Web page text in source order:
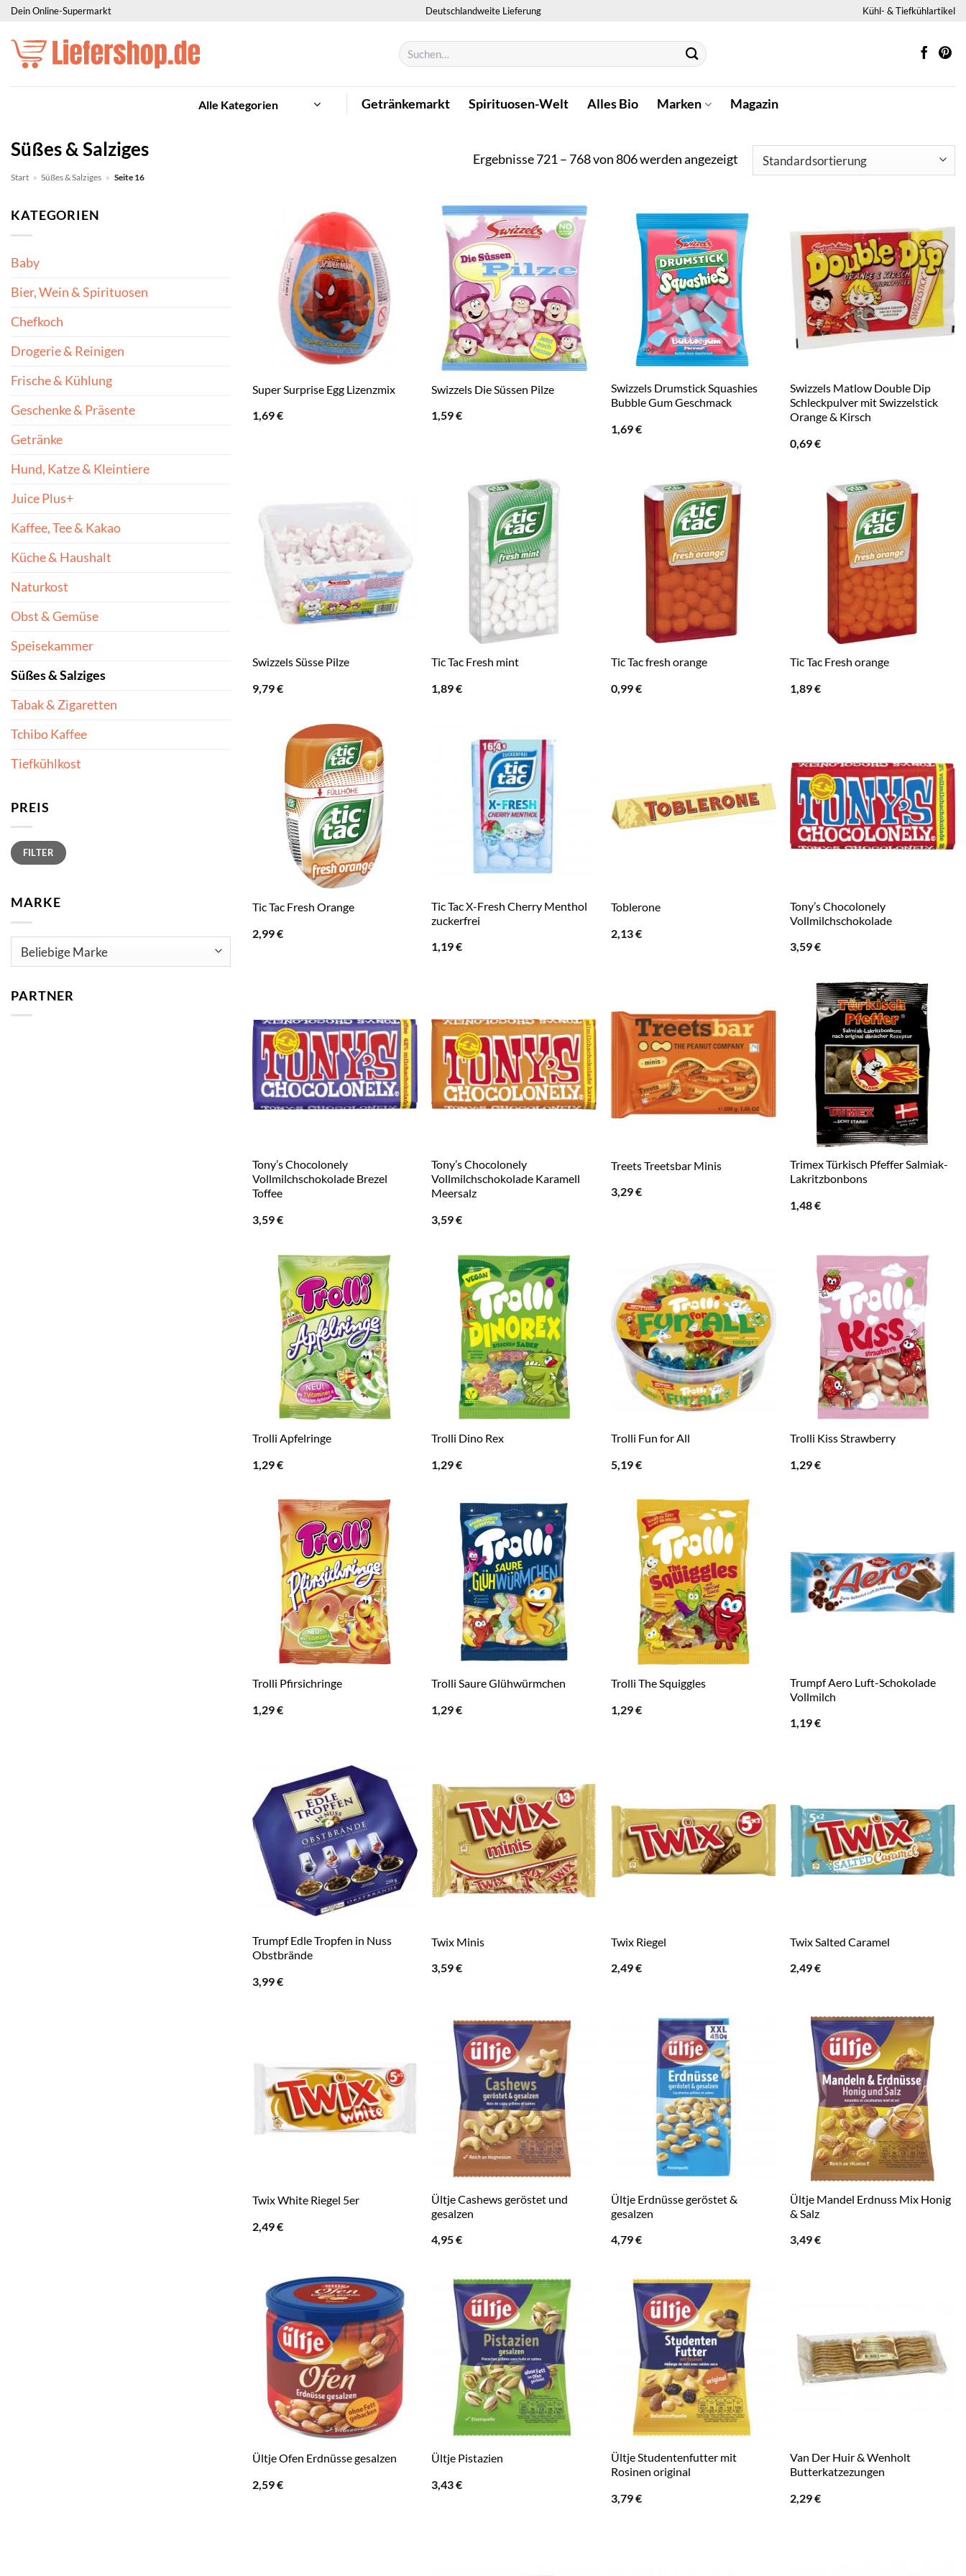
Zum
springen
Dein Online-Supermarkt Deutschlandweite Lieferung Kühl- & Tiefkühlartikel
Suchen
nach:
Alle Kategorien Getränkemarkt Spirituosen-Welt Alles Bio Marken Magazin
Süßes & Salziges
Start » Süßes & Salziges » Seite 16
Ergebnisse 721 – 768 von 806 werden angezeigt
KATEGORIEN
Baby
Bier, Wein & Spirituosen
Chefkoch
Drogerie & Reinigen
Frische & Kühlung
Geschenke & Präsente
Getränke
Hund, Katze & Kleintiere
Juice Plus+
Kaffee, Tee & Kakao
Küche & Haushalt
Naturkost
Obst & Gemüse
Speisekammer
Süßes & Salziges
Tabak & Zigaretten
Tchibo Kaffee
Tiefkühlkost
PREIS
Min.
Preis
Max.
PreisFILTER
MARKE
PARTNER
Super Surprise Egg Lizenzmix
1,69€
Swizzels Die Süssen Pilze
1,59€
Swizzels Drumstick Squashies
Bubble Gum Geschmack
1,69€
Swizzels Matlow Double Dip
Schleckpulver mit Swizzelstick
Orange & Kirsch
0,69€
Swizzels Süsse Pilze
9,79€
Tic Tac Fresh mint
1,89€
Tic Tac fresh orange
0,99€
Tic Tac Fresh orange
1,89€
Tic Tac Fresh Orange
2,99€
Tic Tac X-Fresh Cherry Menthol
zuckerfrei
1,19€
Toblerone
2,13€
Tony’s Chocolonely
Vollmilchschokolade
3,59€
Tony’s Chocolonely
Vollmilchschokolade Brezel
Toffee
3,59€
Tony’s Chocolonely
Vollmilchschokolade Karamell
Meersalz
3,59€
Treets Treetsbar Minis
3,29€
Trimex Türkisch Pfeffer Salmiak-
Lakritzbonbons
1,48€
Trolli Apfelringe
1,29€
Trolli Dino Rex
1,29€
Trolli Fun for All
5,19€
Trolli Kiss Strawberry
1,29€
Trolli Pfirsichringe
1,29€
Trolli Saure Glühwürmchen
1,29€
Trolli The Squiggles
1,29€
Trumpf Aero Luft-Schokolade
Vollmilch
1,19€
Trumpf Edle Tropfen in Nuss
Obstbrände
3,99€
Twix Minis
3,59€
Twix Riegel
2,49€
Twix Salted Caramel
2,49€
Twix White Riegel 5er
2,49€
Ültje Cashews geröstet und
gesalzen
4,95€
Ültje Erdnüsse geröstet &
gesalzen
4,79€
Ültje Mandel Erdnuss Mix Honig
& Salz
3,49€
Ültje Ofen Erdnüsse gesalzen
2,59€
Ültje Pistazien
3,43€
Ültje Studentenfutter mit
Rosinen original
3,79€
Van Der Huir & Wenholt
Butterkatzezungen
2,29€